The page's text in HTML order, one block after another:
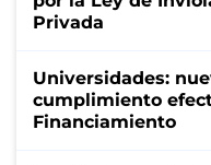
Privada
Universidades:
cumplimiento
Financiamiento